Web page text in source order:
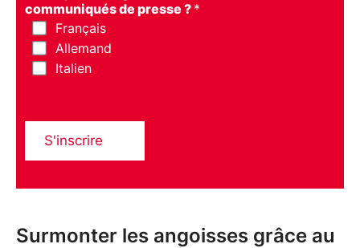
communiqués de presse ? *
Français
Allemand
Italien
S'inscrire
Surmonter les angoisses grâce au